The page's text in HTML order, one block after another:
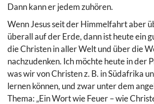
Dann kann er jedem zuhören.
Wenn Jesus seit der Himmelfahrt aber
überall auf der Erde, dann ist heute ein
die Christen in aller Welt und über die
nachzudenken. Ich möchte heute in der
was wir von Christen z. B. in Südafrika
lernen können, und zwar unter dem
Thema: „Ein Wort wie Feuer – wie